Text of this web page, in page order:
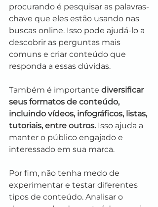
procurando é pesquisar as palavras-
chave que eles estão usando nas
buscas online. Isso pode ajudá-lo a
descobrir as perguntas mais
comuns e criar conteúdo que
responda a essas dúvidas.
Também é importante diversificar
seus formatos de conteúdo,
incluindo vídeos, infográficos, listas,
tutoriais, entre outros. Isso ajuda a
manter o público engajado e
interessado em sua marca.
Por fim, não tenha medo de
experimentar e testar diferentes
tipos de conteúdo. Analisar o